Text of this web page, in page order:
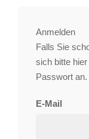
Anmelden
Falls Sie
sich bitte
Passwort an.
E-Mail